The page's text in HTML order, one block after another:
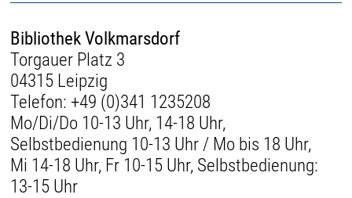
Bibliothek Volkmarsdorf
Torgauer Platz 3
04315 Leipzig
Telefon: +49 (0)341 1235208
Mo/Di/Do 10-13 Uhr, 14-18 Uhr,
Selbstbedienung 10-13 Uhr / Mo bis 18 Uhr,
Mi 14-18 Uhr, Fr 10-15 Uhr, Selbstbedienung:
13-15 Uhr